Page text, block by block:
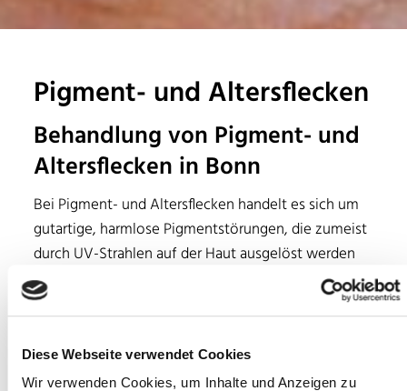
Diese Webseite verwendet Cookies
Wir verwenden Cookies, um Inhalte und Anzeigen zu
Pigment- und Altersflecken
Behandlung von Pigment- und
Altersflecken in Bonn
Bei Pigment- und Altersflecken handelt es sich um
gutartige, harmlose Pigmentstörungen, die zumeist
durch UV-Strahlen auf der Haut ausgelöst werden
und mit dem Alter zunehmen. Unsere Fachärztinnen
und Fachärzte im MVZ Dermatologisches Zentrum
auf.